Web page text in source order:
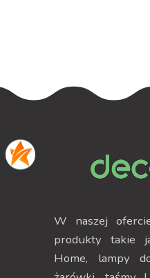
W naszej
produkty takie
Home, lampy